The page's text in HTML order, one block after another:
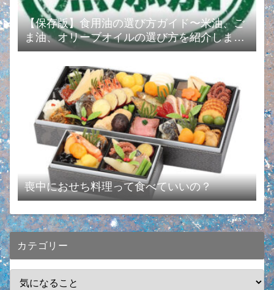
【保存版】食用油の選び方ガイド〜米油、ご
ま油、オリーブオイルの選び方を紹介します
❗️〜
喪中におせち料理って食べていいの？
カテゴリー